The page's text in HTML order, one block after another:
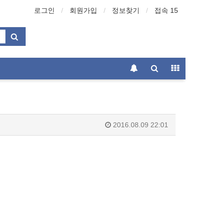
로그인 회원가입 정보찾기 접속 15
2016.08.09 22:01